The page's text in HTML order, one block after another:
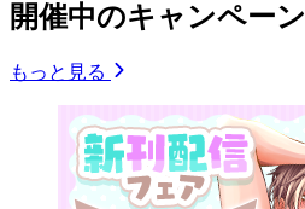
開催中のキャンペーン
もっと見る